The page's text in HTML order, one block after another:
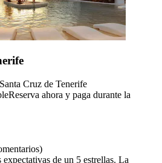
Cruz de Tenerife
Reserva ahora y paga durante la
de un 5 estrellas. La